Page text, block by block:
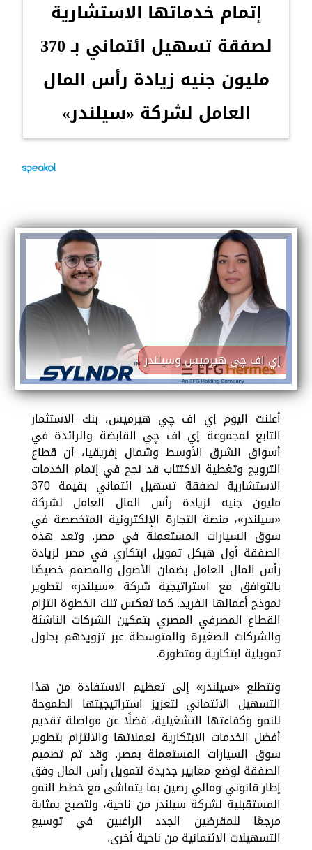
إتمام خدماتها الاستشارية
لصفقة تسهيل ائتماني بـ 370
مليون جنيه زيادة رأس المال
العامل لشركة «سيلندر»
إي اف چي هيرميس وسيلندر
أعلنت اليوم إي اف چي هيرميس، بنك الاستثمار
التابع لمجموعة إي اف چي القابضة والرائدة في
أسواق الشرق الأوسط وشمال إفريقيا، أن قطاع
الترويج وتغطية الاكتتاب قد نجح في إتمام الخدمات
الاستشارية لصفقة تسهيل ائتماني بقيمة 370
مليون جنيه لزيادة رأس المال العامل لشركة
«سيلندر»، منصة التجارة الإلكترونية المتخصصة في
سوق السيارات المستعملة في مصر. وتعد هذه
الصفقة أول هيكل تمويل ابتكاري في مصر لزيادة
رأس المال العامل بضمان الأصول والمصمم خصيصًا
بالتوافق مع استراتيجية شركة «سيلندر» لتطوير
نموذج أعمالها الفريد. كما تعكس تلك الخطوة التزام
القطاع المصرفي المصري بتمكين الشركات الناشئة
والشركات الصغيرة والمتوسطة عبر تزويدهم بحلول
تمويلية ابتكارية ومتطورة.
وتتطلع «سيلندر» إلى تعظيم الاستفادة من هذا
التسهيل الائتماني لتعزيز استراتيجيتها الطموحة
للنمو وكفاءتها التشغيلية، فضلًا عن مواصلة تقديم
أفضل الخدمات الابتكارية لعملائها والالتزام بتطوير
سوق السيارات المستعملة بمصر. وقد تم تصميم
الصفقة لوضع معايير جديدة لتمويل رأس المال وفق
إطار قانوني ومالي رصين بما يتماشى مع خطط النمو
المستقبلية لشركة سيلندر من ناحية، ولتصبح بمثابة
مرجعًا للمقرضين الجدد الراغبين في توسيع
التسهيلات الائتمانية من ناحية أخرى.